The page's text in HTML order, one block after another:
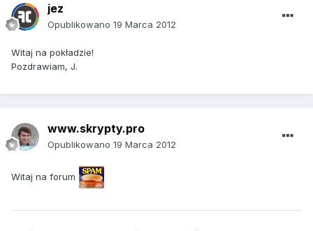
jez
Opublikowano 19 Marca 2012
Witaj na pokładzie!
Pozdrawiam, J.
www.skrypty.pro
Opublikowano 19 Marca 2012
Witaj na forum